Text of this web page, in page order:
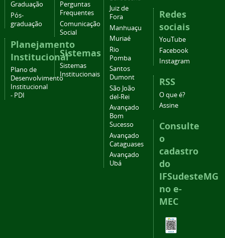
Graduação
Pós-
graduação
Planejamento
Institucional
Plano de
Desenvolvimento
Institucional
- PDI
Perguntas
Frequentes
Comunicação
Social
Sistemas
Sistemas
Institucionais
Juiz de
Fora
Manhuaçu
Muriaé
Rio
Pomba
Santos
Dumont
São João
del-Rei
Avançado
Bom
Sucesso
Avançado
Cataguases
Avançado
Ubá
Redes
sociais
YouTube
Facebook
Instagram
RSS
O que é?
Assine
Consulte
o
cadastro
do
IFSudesteMG
no e-
MEC